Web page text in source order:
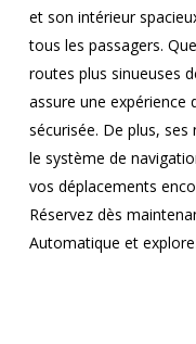
et son intérieur
tous les passagers.
routes plus sinueuses
assure une expérience
sécurisée. De plus,
le système de
vos déplacements
Réservez dès
Automatique et